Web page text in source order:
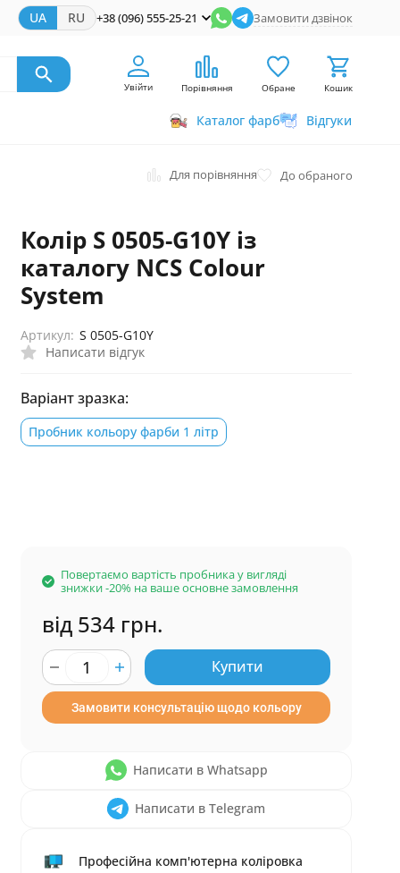
UA RU +38 (096) 555-25-21 Замовити дзвінок
Увійти Порівняння Обране Кошик
Каталог фарб Відгуки
Для порівняння До обраного
Колір S 0505-G10Y із
каталогу NCS Colour
System
Написати відгук
Артикул: S 0505-G10Y
Варіант зразка:
Пробник кольору фарби 1 літр
Повертаємо вартість пробника у вигляді
знижки -20% на ваше основне замовлення
від 534 грн.
Купити
Замовити консультацію щодо кольору
Написати в Whatsapp
Написати в Telegram
Професійна комп'ютерна коліровка